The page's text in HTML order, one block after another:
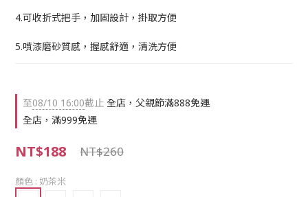
4.可收折式把手，加固設計，掛取方便
5.噴漆磨砂質感，握感舒適，清洗方便
至08/10 16:00截止 全店，父親節滿888免運
全店，滿999免運
NT$188 NT$260
顏色 : 奶茶米